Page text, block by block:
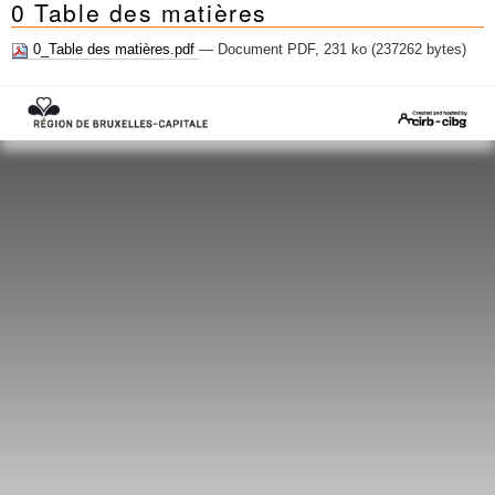
Mots-clés
Renseignements urbanistiques
0 Table des matières
0_Table des matières.pdf — Document PDF, 231 ko (237262 bytes)